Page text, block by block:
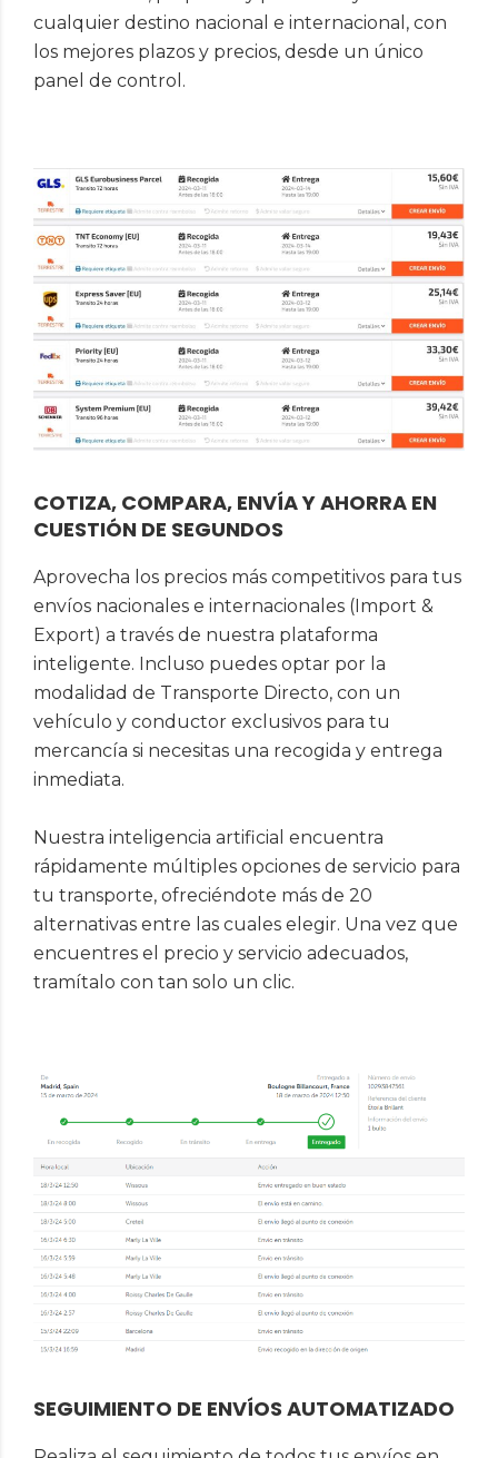
cualquier destino nacional e internacional, con
los mejores plazos y precios, desde un único
panel de control.
COTIZA, COMPARA, ENVÍA Y AHORRA EN
CUESTIÓN DE SEGUNDOS
Aprovecha los precios más competitivos para tus
envíos nacionales e internacionales (Import &
Export) a través de nuestra plataforma
inteligente. Incluso puedes optar por la
modalidad de Transporte Directo, con un
vehículo y conductor exclusivos para tu
mercancía si necesitas una recogida y entrega
inmediata.
Nuestra inteligencia artificial encuentra
rápidamente múltiples opciones de servicio para
tu transporte, ofreciéndote más de 20
alternativas entre las cuales elegir. Una vez que
encuentres el precio y servicio adecuados,
tramítalo con tan solo un clic.
SEGUIMIENTO DE ENVÍOS AUTOMATIZADO